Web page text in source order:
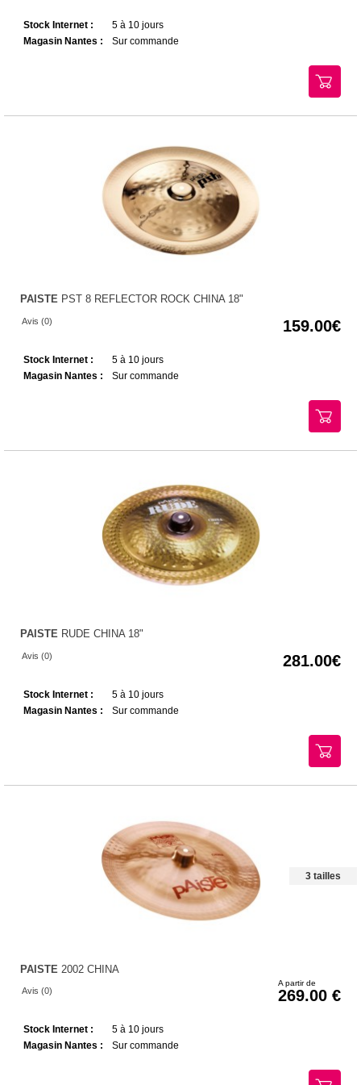
Stock Internet :
5 à 10 jours
Magasin Nantes :
Sur commande
PAISTE PST 8 REFLECTOR ROCK CHINA 18"
Avis (0) 159.00
Stock Internet :
5 à 10 jours
Magasin Nantes :
Sur commande
PAISTE RUDE CHINA 18"
Avis (0) 281.00
Stock Internet :
5 à 10 jours
Magasin Nantes :
Sur commande
3 tailles
PAISTE 2002 CHINA
Avis (0)
A partir de
269.00
Stock Internet :
5 à 10 jours
Magasin Nantes :
Sur commande